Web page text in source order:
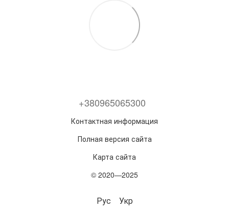
+380965065300
Контактная информация
Полная версия сайта
Карта сайта
© 2020—2025
Рус Укр